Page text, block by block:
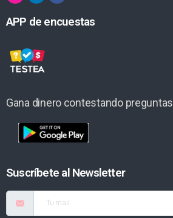
APP de encuestas
Gana dinero contestando preguntas
Suscríbete al Newsletter